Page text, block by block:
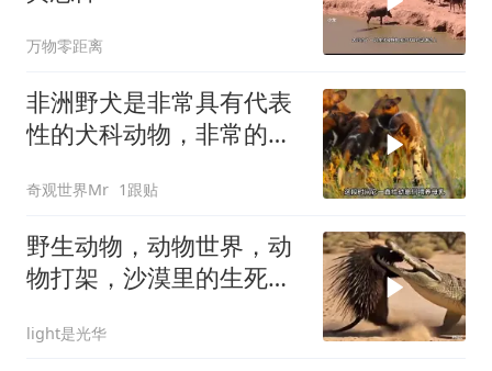
万物零距离
非洲野犬是非常具有代表
性的犬科动物，非常的忠
奇观世界Mr 1跟贴
野生动物，动物世界，动
物打架，沙漠里的生死较
light是光华